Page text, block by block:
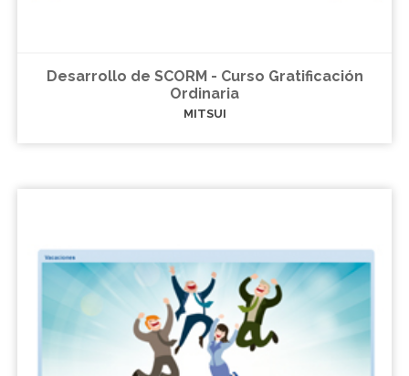
Desarrollo de SCORM - Curso Gratificación
Ordinaria
MITSUI